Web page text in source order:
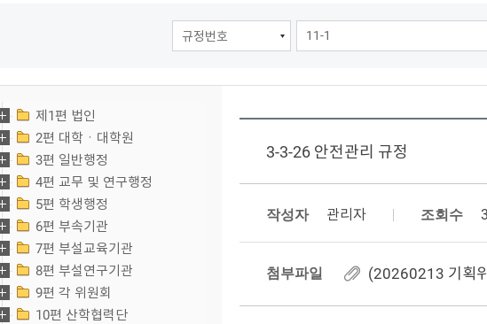
제1편 법인
2편 대학ㆍ대학원
3편 일반행정
4편 교무 및 연구행정
5편 학생행정
6편 부속기관
7편 부설교육기관
8편 부설연구기관
9편 각 위원회
10편 산학협력단
3-3-26 안전관리 규정
작성자 관리자 조회수
첨부파일 (20260213 기획